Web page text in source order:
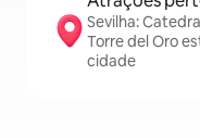
Sevilha:
Torre del Oro
cidade